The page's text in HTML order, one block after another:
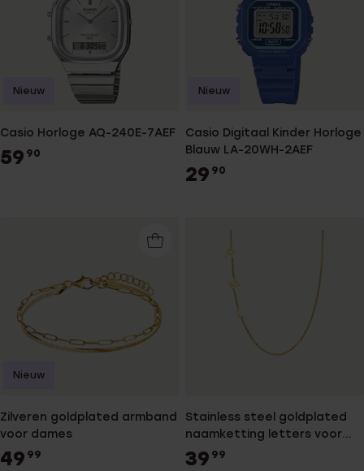
Casio Horloge AQ-240E-7AEF
59 90
Nieuw
Casio Digitaal Kinder Horloge
Blauw LA-20WH-2AEF
29 90
Nieuw
Zilveren goldplated armband
voor dames
49 99
Nieuw
Stainless steel goldplated
naamketting letters voor
dames
39 99